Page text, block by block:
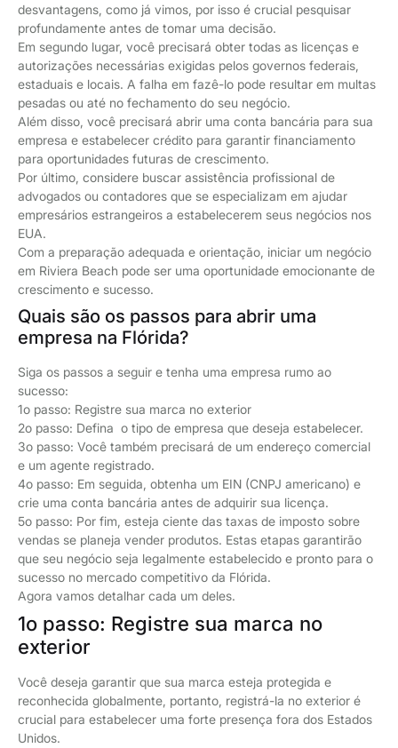
desvantagens, como já vimos, por isso é crucial pesquisar
profundamente antes de tomar uma decisão.
Em segundo lugar, você precisará obter todas as licenças e
autorizações necessárias exigidas pelos governos federais,
estaduais e locais. A falha em fazê-lo pode resultar em multas
pesadas ou até no fechamento do seu negócio.
Além disso, você precisará abrir uma conta bancária para sua
empresa e estabelecer crédito para garantir financiamento
para oportunidades futuras de crescimento.
Por último, considere buscar assistência profissional de
advogados ou contadores que se especializam em ajudar
empresários estrangeiros a estabelecerem seus negócios nos
EUA.
Com a preparação adequada e orientação, iniciar um negócio
em Riviera Beach pode ser uma oportunidade emocionante de
crescimento e sucesso.
Quais são os passos para abrir uma
empresa na Flórida?
Siga os passos a seguir e tenha uma empresa rumo ao
sucesso:
1o passo: Registre sua marca no exterior
2o passo: Defina o tipo de empresa que deseja estabelecer.
3o passo: Você também precisará de um endereço comercial
e um agente registrado.
4o passo: Em seguida, obtenha um EIN (CNPJ americano) e
crie uma conta bancária antes de adquirir sua licença.
5o passo: Por fim, esteja ciente das taxas de imposto sobre
vendas se planeja vender produtos. Estas etapas garantirão
que seu negócio seja legalmente estabelecido e pronto para o
sucesso no mercado competitivo da Flórida.
Agora vamos detalhar cada um deles.
1o passo: Registre sua marca no
exterior
Você deseja garantir que sua marca esteja protegida e
reconhecida globalmente, portanto, registrá-la no exterior é
crucial para estabelecer uma forte presença fora dos Estados
Unidos.